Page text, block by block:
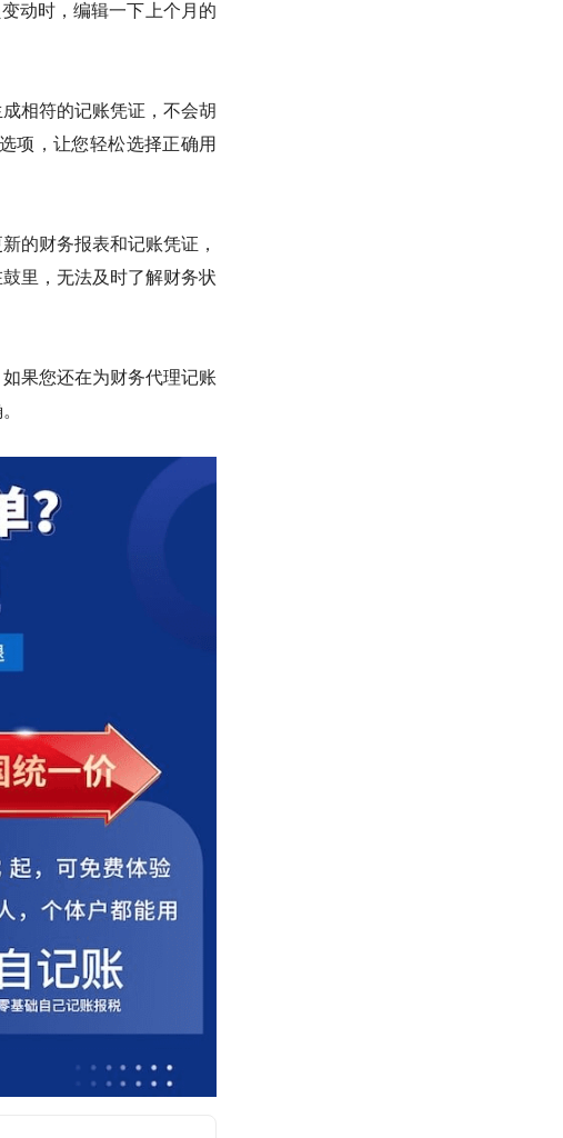
动时，编辑一下上个月的
相符的记账凭证，不会胡
项，让您轻松选择正确用
的财务报表和记账凭证，
里，无法及时了解财务状
果您还在为财务代理记账